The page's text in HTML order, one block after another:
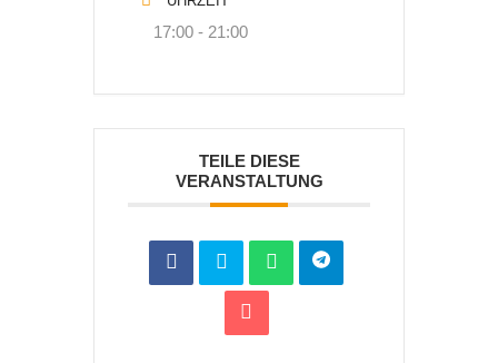
17:00 - 21:00
TEILE DIESE
VERANSTALTUNG